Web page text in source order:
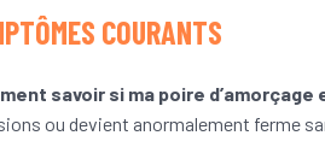
COURANTS
savoir si ma poire
ou devient anormalement ferme